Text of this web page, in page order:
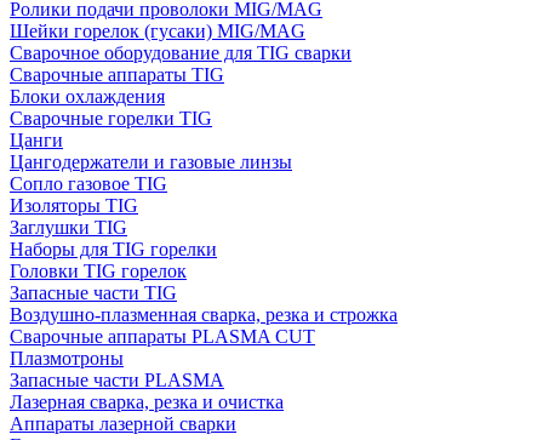
Ролики подачи проволоки MIG/MAG
Шейки горелок (гусаки) MIG/MAG
Сварочное оборудование для TIG сварки
Сварочные аппараты TIG
Блоки охлаждения
Сварочные горелки TIG
Цанги
Цангодержатели и газовые линзы
Сопло газовое TIG
Изоляторы TIG
Заглушки TIG
Наборы для TIG горелки
Головки TIG горелок
Запасные части TIG
Воздушно-плазменная сварка, резка и строжка
Сварочные аппараты PLASMA CUT
Плазмотроны
Запасные части PLASMA
Лазерная сварка, резка и очистка
Аппараты лазерной сварки